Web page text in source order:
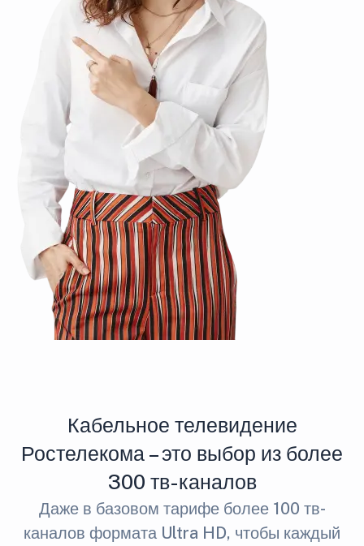
Кабельное телевидение
Ростелекома – это выбор из более
300 тв-каналов
Даже в базовом тарифе более 100 тв-
каналов формата Ultra HD, чтобы каждый